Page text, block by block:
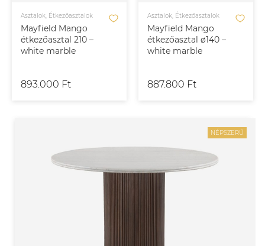
Mayfield Mango
étkezőasztal 210 –
white marble
Asztalok, Étkezőasztalok
893.000 Ft
Mayfield Mango
étkezőasztal ø140 –
white marble
Asztalok, Étkezőasztalok
887.800 Ft
NÉPSZERŰ